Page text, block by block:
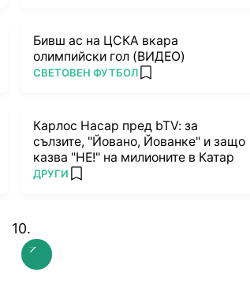
Бивш ас на ЦСКА вкара
олимпийски гол (ВИДЕО)
ПОВЕЧЕ ОТ
СВЕТОВЕН ФУТБОЛ add favorites
Карлос Насар пред bTV: за
сълзите, "Йовано, Йованке" и защо
казва "НЕ!" на милионите в Катар
ПОВЕЧЕ ОТ
ДРУГИ add favorites